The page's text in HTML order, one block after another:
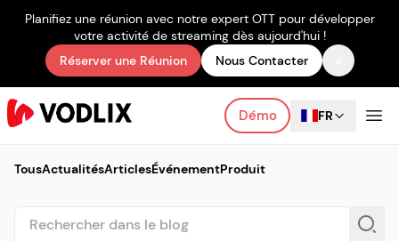
Planifiez une réunion avec notre expert OTT pour développer
votre activité de streaming dès aujourd'hui !
Réserver une Réunion
Nous Contacter
Démo FR
TousActualitésArticlesÉvénementProduit